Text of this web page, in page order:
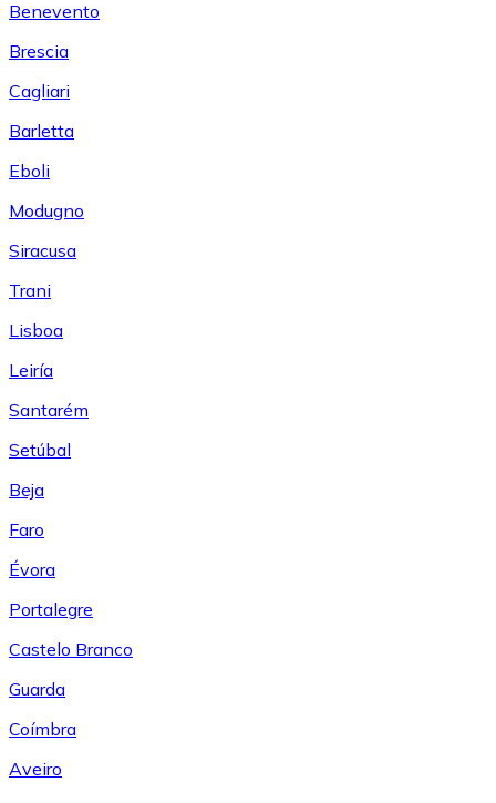
Benevento
Brescia
Cagliari
Barletta
Eboli
Modugno
Siracusa
Trani
Lisboa
Leiría
Santarém
Setúbal
Beja
Faro
Évora
Portalegre
Castelo Branco
Guarda
Coímbra
Aveiro